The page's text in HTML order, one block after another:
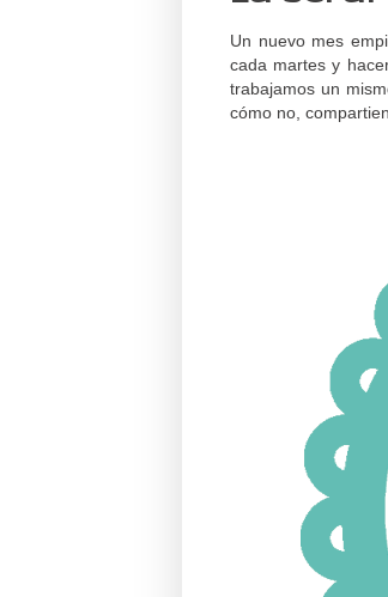
Un nuevo mes
cada martes y
trabajamos un
cómo no,